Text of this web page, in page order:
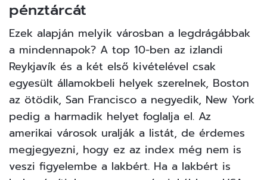
pénztárcát
Ezek alapján melyik városban a legdrágábbak
a mindennapok? A top 10-ben az izlandi
Reykjavík és a két első kivételével csak
egyesült államokbeli helyek szerelnek, Boston
az ötödik, San Francisco a negyedik, New York
pedig a harmadik helyet foglalja el. Az
amerikai városok uralják a listát, de érdemes
megjegyezni, hogy ez az index még nem is
veszi figyelembe a lakbért. Ha a lakbért is